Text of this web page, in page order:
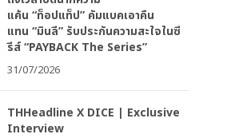
แค้น “ท็อปแท็ป” คัมแบคเอาคืน
แทน “มินลี” รับประกันความสะใจในซี
รีส์ “PAYBACK The Series”
31/07/2026
THHeadline X DICE | Exclusive
Interview